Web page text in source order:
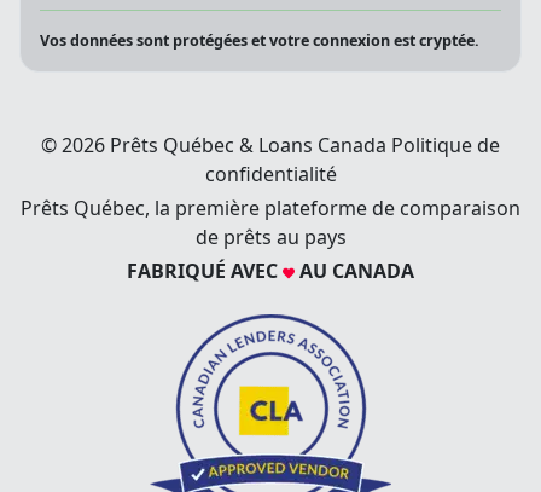
Vos données sont protégées et votre connexion est cryptée.
© 2026 Prêts Québec & Loans Canada Politique de
confidentialité
Prêts Québec, la première plateforme de comparaison
de prêts au pays
FABRIQUÉ AVEC
AU CANADA